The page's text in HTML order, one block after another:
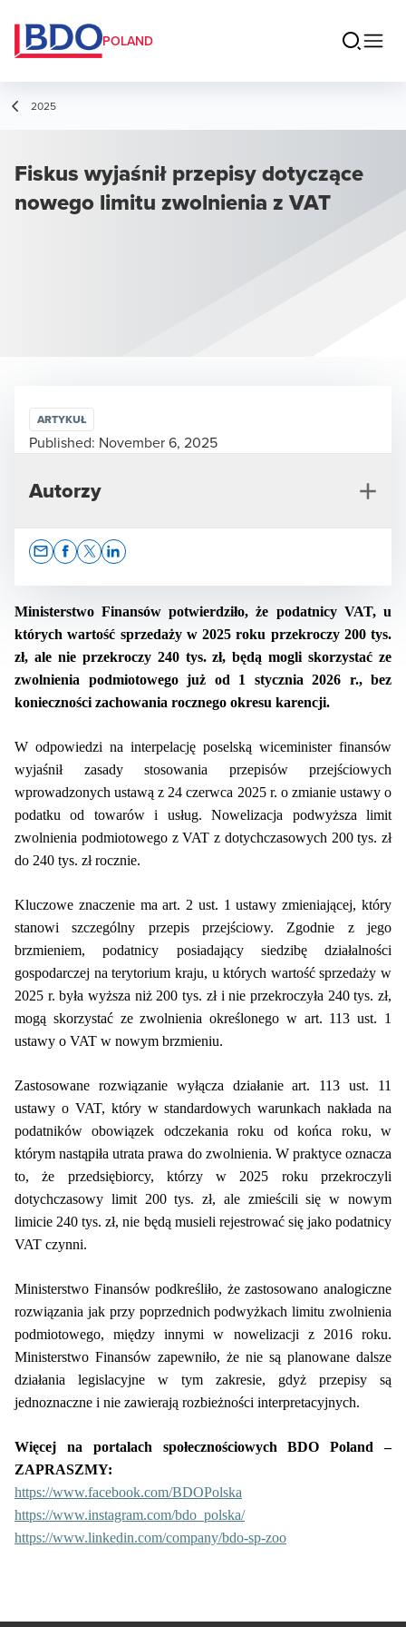
POLAND
2025
Fiskus wyjaśnił przepisy dotyczące
nowego limitu zwolnienia z VAT
Ministerstwo Finansów potwierdziło, że podatnicy VAT, u
których wartość sprzedaży w 2025 roku przekroczy 200 tys.
zł, ale nie przekroczy 240 tys. zł, będą mogli skorzystać ze
zwolnienia podmiotowego już od 1 stycznia 2026 r., bez
konieczności zachowania rocznego okresu karencji.
W odpowiedzi na interpelację poselską wiceminister finansów
wyjaśnił zasady stosowania przepisów przejściowych
wprowadzonych ustawą z 24 czerwca 2025 r. o zmianie ustawy o
podatku od towarów i usług. Nowelizacja podwyższa limit
zwolnienia podmiotowego z VAT z dotychczasowych 200 tys. zł
do 240 tys. zł rocznie.
Kluczowe znaczenie ma art. 2 ust. 1 ustawy zmieniającej, który
stanowi szczególny przepis przejściowy. Zgodnie z jego
brzmieniem, podatnicy posiadający siedzibę działalności
gospodarczej na terytorium kraju, u których wartość sprzedaży w
2025 r. była wyższa niż 200 tys. zł i nie przekroczyła 240 tys. zł,
mogą skorzystać ze zwolnienia określonego w art. 113 ust. 1
ustawy o VAT w nowym brzmieniu.
Zastosowane rozwiązanie wyłącza działanie art. 113 ust. 11
ustawy o VAT, który w standardowych warunkach nakłada na
podatników obowiązek odczekania roku od końca roku, w
którym nastąpiła utrata prawa do zwolnienia. W praktyce oznacza
to, że przedsiębiorcy, którzy w 2025 roku przekroczyli
dotychczasowy limit 200 tys. zł, ale zmieścili się w nowym
limicie 240 tys. zł, nie będą musieli rejestrować się jako podatnicy
VAT czynni.
Ministerstwo Finansów podkreśliło, że zastosowano analogiczne
rozwiązania jak przy poprzednich podwyżkach limitu zwolnienia
podmiotowego, między innymi w nowelizacji z 2016 roku.
Ministerstwo Finansów zapewniło, że nie są planowane dalsze
działania legislacyjne w tym zakresie, gdyż przepisy są
jednoznaczne i nie zawierają rozbieżności interpretacyjnych.
Więcej na portalach społecznościowych BDO Poland –
ZAPRASZMY:
https://www.facebook.com/BDOPolska
https://www.instagram.com/bdo_polska/
https://www.linkedin.com/company/bdo-sp-zoo
ARTYKUŁ
Published: November 6, 2025
Autorzy
Ewa Matyszewska
Dyrektor ds. Komunikacji i Zrównoważonego Rozwoju